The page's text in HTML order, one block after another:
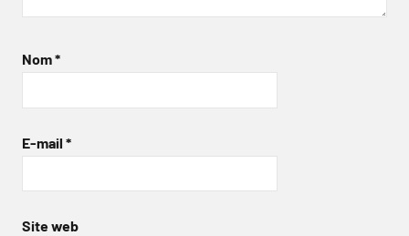
Nom*
E-mail *
Site web